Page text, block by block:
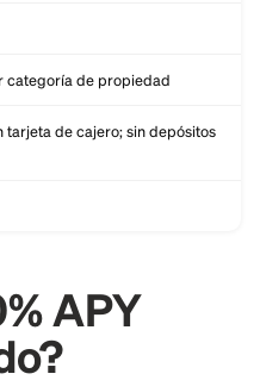
Savings
FDIC
depositante, por categoría de